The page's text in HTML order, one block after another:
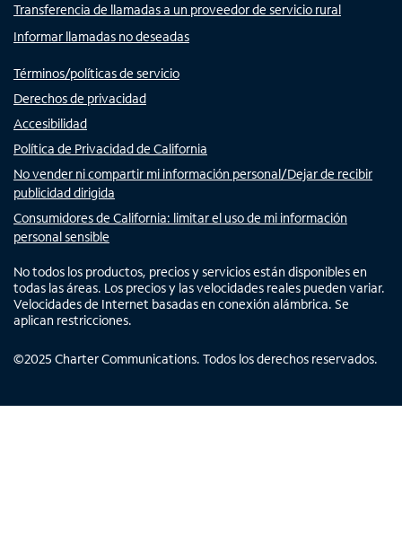
Transferencia de llamadas a un proveedor de servicio rural
Informar llamadas no deseadas
Términos/políticas de servicio
Derechos de privacidad
Accesibilidad
Política de Privacidad de California
No vender ni compartir mi información personal/Dejar de recibir
publicidad dirigida
Consumidores de California: limitar el uso de mi información
personal sensible
No todos los productos, precios y servicios están disponibles en
todas las áreas. Los precios y las velocidades reales pueden variar.
Velocidades de Internet basadas en conexión alámbrica. Se
aplican restricciones.
©2025 Charter Communications. Todos los derechos reservados.